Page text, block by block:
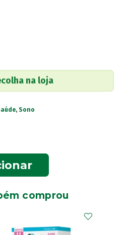
na loja
, Sono
comprou